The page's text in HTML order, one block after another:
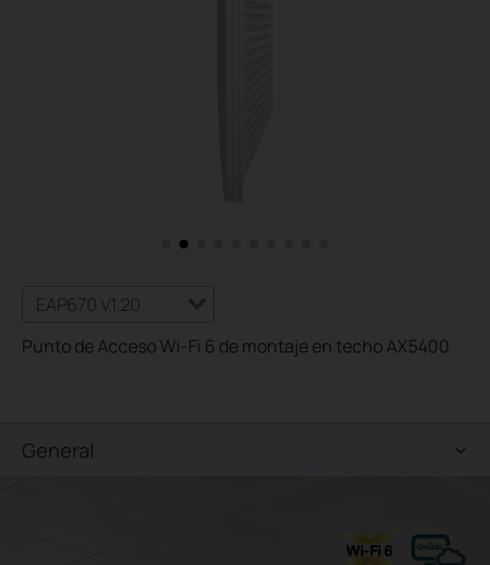
EAP670 V1.20
Punto de Acceso Wi-Fi 6 de montaje en techo AX5400
General